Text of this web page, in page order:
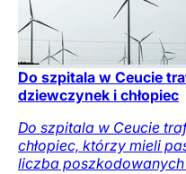
Do szpitala w Ceucie
dziewczynek i chłopiec
Do szpitala w Ceucie
chłopiec, którzy mieli
liczba